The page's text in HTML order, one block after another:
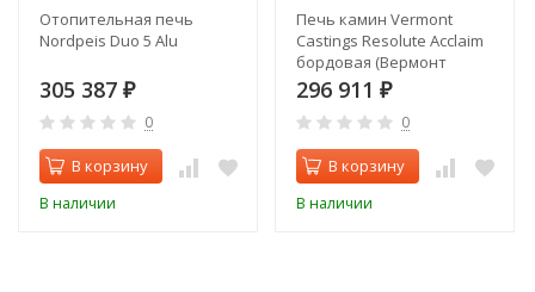
Отопительная печь
Nordpeis Duo 5 Alu
305 387 ₽
0
В корзину
В наличии
Печь камин Vermont
Castings Resolute Acclaim
бордовая (Вермонт
Кастингс Ресолуте
Акклаим)
296 911 ₽
0
В корзину
В наличии